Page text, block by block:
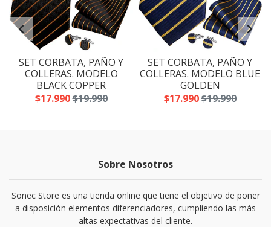
SET CORBATA, PAÑO Y
COLLERAS. MODELO
BLACK COPPER
$17.990$19.990
SET CORBATA, PAÑO Y
COLLERAS. MODELO BLUE
GOLDEN
$17.990$19.990
Sobre Nosotros
Sonec Store es una tienda online que tiene el objetivo de poner
a disposición elementos diferenciadores, cumpliendo las más
altas expectativas del cliente.